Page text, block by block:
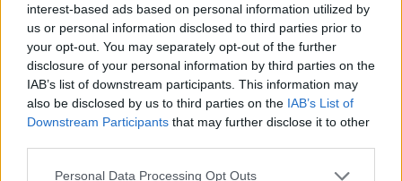
interest-based ads based on personal information utilized by
us or personal information disclosed to third parties prior to
your opt-out. You may separately opt-out of the further
disclosure of your personal information by third parties on the
IAB’s list of downstream participants. This information may
also be disclosed by us to third parties on the IAB’s List of
Downstream Participants that may further disclose it to other
Personal Data Processing Opt Outs